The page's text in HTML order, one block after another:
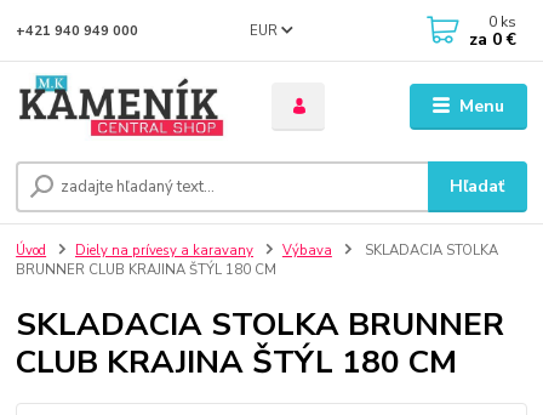
Menu
EUR
Hľadať
+421 940 949 000 0 ks
za 0 €
Úvod Diely na prívesy a karavany Výbava
SKLADACIA STOLKA
BRUNNER CLUB KRAJINA ŠTÝL 180 CM
SKLADACIA STOLKA BRUNNER
CLUB KRAJINA ŠTÝL 180 CM